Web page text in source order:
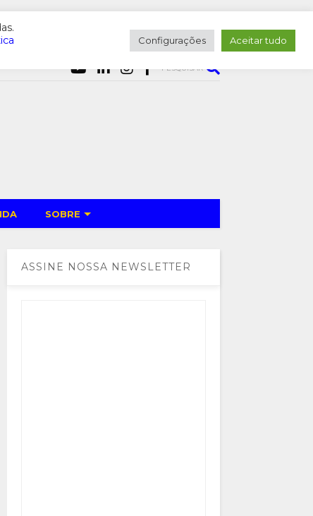
PESQUISAR
SOBRE
ASSINE NOSSA NEWSLETTER
Configurações Aceitar tudo